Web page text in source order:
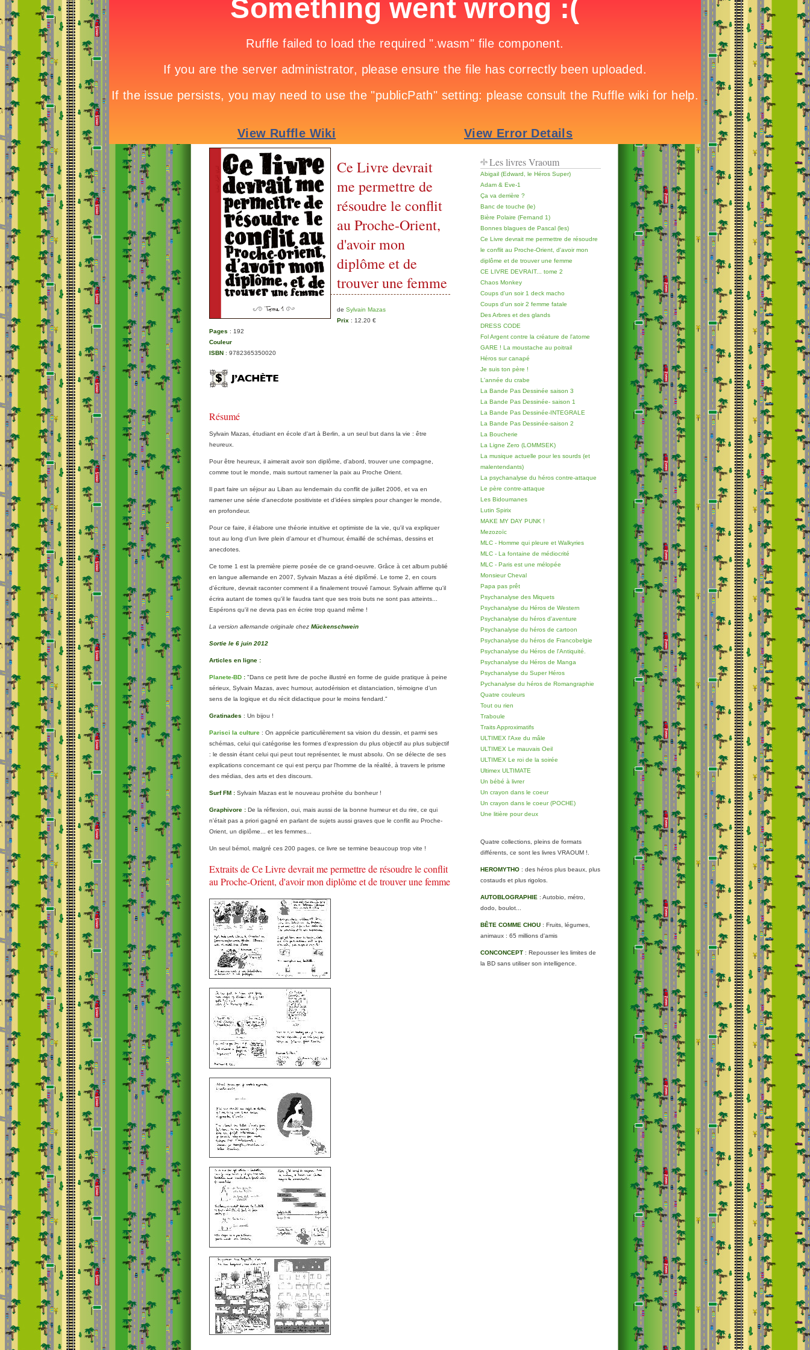
Ce Livre devrait
me permettre de
résoudre le conflit
au Proche-Orient,
d'avoir mon
diplôme et de
trouver une femme
de Sylvain Mazas
Prix : 12.20 €
Pages : 192
Couleur
ISBN : 9782365350020
Résumé
Sylvain Mazas, étudiant en école d'art à Berlin, a un seul but dans la vie : être
heureux.
Pour être heureux, il aimerait avoir son diplôme, d'abord, trouver une compagne,
comme tout le monde, mais surtout ramener la paix au Proche Orient.
Il part faire un séjour au Liban au lendemain du conflit de juillet 2006, et va en
ramener une série d'anecdote positiviste et d'idées simples pour changer le monde,
en profondeur.
Pour ce faire, il élabore une théorie intuitive et optimiste de la vie, qu'il va expliquer
tout au long d'un livre plein d'amour et d'humour, émaillé de schémas, dessins et
anecdotes.
Ce tome 1 est la première pierre posée de ce grand-oeuvre. Grâce à cet album publié
en langue allemande en 2007, Sylvain Mazas a été diplômé. Le tome 2, en cours
d'écriture, devrait raconter comment il a finalement trouvé l'amour. Sylvain affirme qu'il
écrira autant de tomes qu'il le faudra tant que ses trois buts ne sont pas atteints...
Espérons qu'il ne devra pas en écrire trop quand même !
La version allemande originale chez Mückenschwein
Sortie le 6 juin 2012
Articles en ligne :
Planete-BD : "Dans ce petit livre de poche illustré en forme de guide pratique à peine
sérieux, Sylvain Mazas, avec humour, autodérision et distanciation, témoigne d’un
sens de la logique et du récit didactique pour le moins fendard."
Gratinades : Un bijou !
Parisci la culture : On apprécie particulièrement sa vision du dessin, et parmi ses
schémas, celui qui catégorise les formes d’expression du plus objectif au plus subjectif
: le dessin étant celui qui peut tout représenter, le must absolu. On se délecte de ses
explications concernant ce qui est perçu par l’homme de la réalité, à travers le prisme
des médias, des arts et des discours.
Surf FM : Sylvain Mazas est le nouveau prohète du bonheur !
Graphivore : De la réflexion, oui, mais aussi de la bonne humeur et du rire, ce qui
n'était pas a priori gagné en parlant de sujets aussi graves que le conflit au Proche-
Orient, un diplôme... et les femmes...
Un seul bémol, malgré ces 200 pages, ce livre se termine beaucoup trop vite !
Extraits de Ce Livre devrait me permettre de résoudre le conflit
au Proche-Orient, d'avoir mon diplôme et de trouver une femme
Les livres Vraoum
Abigail (Edward, le Héros Super)
Adam & Eve-1
Ça va derrière ?
Banc de touche (le)
Bière Polaire (Fernand 1)
Bonnes blagues de Pascal (les)
Ce Livre devrait me permettre de résoudre
le conflit au Proche-Orient, d'avoir mon
diplôme et de trouver une femme
CE LIVRE DEVRAIT... tome 2
Chaos Monkey
Coups d'un soir 1 deck macho
Coups d'un soir 2 femme fatale
Des Arbres et des glands
DRESS CODE
Fol Argent contre la créature de l'atome
GARE ! La moustache au poitrail
Héros sur canapé
Je suis ton père !
L'année du crabe
La Bande Pas Dessinée saison 3
La Bande Pas Dessinée- saison 1
La Bande Pas Dessinée-INTEGRALE
La Bande Pas Dessinée-saison 2
La Boucherie
La Ligne Zero (LOMMSEK)
La musique actuelle pour les sourds (et
malentendants)
La psychanalyse du héros contre-attaque
Le père contre-attaque
Les Bidoumanes
Lutin Spirix
MAKE MY DAY PUNK !
Mezozoïc
MLC - Homme qui pleure et Walkyries
MLC - La fontaine de médiocrité
MLC - Paris est une mélopée
Monsieur Cheval
Papa pas prêt
Psychanalyse des Miquets
Psychanalyse du Héros de Western
Psychanalyse du héros d'aventure
Psychanalyse du héros de cartoon
Psychanalyse du héros de Francobelgie
Psychanalyse du Héros de l'Antiquité.
Psychanalyse du Héros de Manga
Psychanalyse du Super Héros
Pychanalyse du héros de Romangraphie
Quatre couleurs
Tout ou rien
Traboule
Traits Approximatifs
ULTIMEX l'Axe du mâle
ULTIMEX Le mauvais Oeil
ULTIMEX Le roi de la soirée
Ultimex ULTIMATE
Un bébé à livrer
Un crayon dans le coeur
Un crayon dans le coeur (POCHE)
Une litière pour deux
Quatre collections, pleins de formats
différents, ce sont les livres VRAOUM !.
HEROMYTHO : des héros plus beaux, plus
costauds et plus rigolos.
AUTOBLOGRAPHIE : Autobio, métro,
dodo, boulot...
BÊTE COMME CHOU : Fruits, légumes,
animaux : 65 millions d'amis
CONCONCEPT : Repousser les limites de
la BD sans utiliser son intelligence.